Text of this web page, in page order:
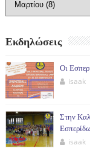
Εκδηλώσεις
Οι
isaak
Στην
isaak